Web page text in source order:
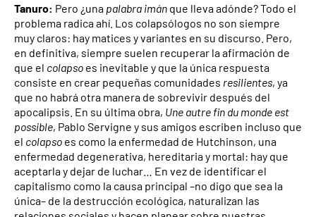
Tanuro: Pero ¿una palabra imán que lleva adónde? Todo el
problema radica ahí. Los colapsólogos no son siempre
muy claros: hay matices y variantes en su discurso. Pero,
en definitiva, siempre suelen recuperar la afirmación de
que el colapso es inevitable y que la única respuesta
consiste en crear pequeñas comunidades resilientes, ya
que no habrá otra manera de sobrevivir después del
apocalipsis. En su última obra, Une autre fin du monde est
possible, Pablo Servigne y sus amigos escriben incluso que
el colapso es como la enfermedad de Hutchinson, una
enfermedad degenerativa, hereditaria y mortal: hay que
aceptarla y dejar de luchar… En vez de identificar el
capitalismo como la causa principal –no digo que sea la
única– de la destrucción ecológica, naturalizan las